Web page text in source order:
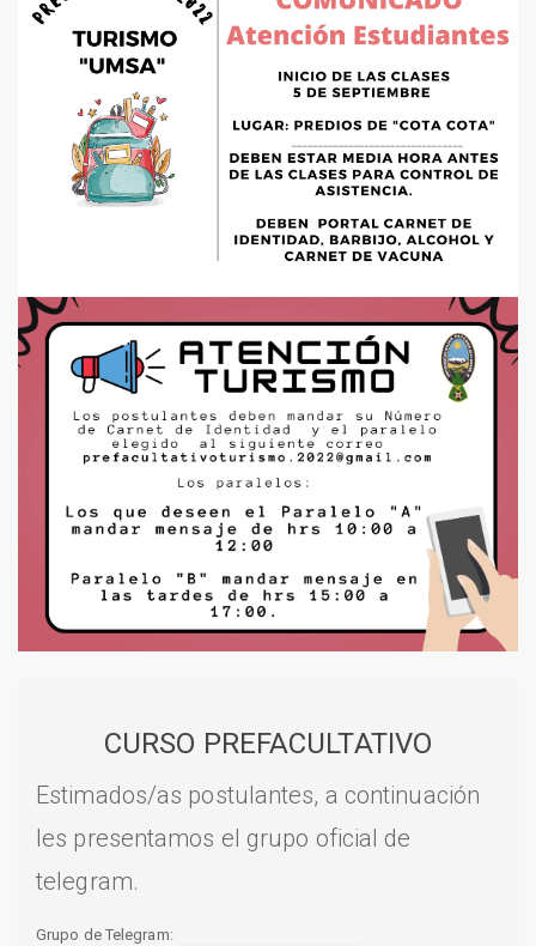
CURSO PREFACULTATIVO
Estimados/as postulantes, a continuación
les presentamos el grupo oficial de
telegram.
Grupo de Telegram: